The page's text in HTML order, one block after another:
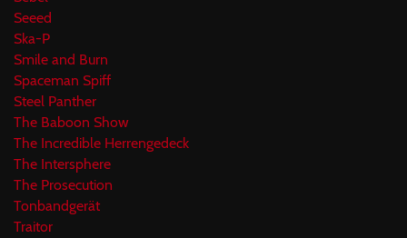
Seeed
Ska-P
Smile and Burn
Spaceman Spiff
Steel Panther
The Baboon Show
The Incredible Herrengedeck
The Intersphere
The Prosecution
Tonbandgerät
Traitor